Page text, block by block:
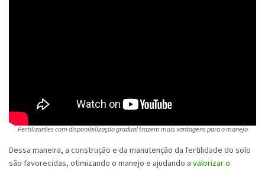
Fertilizantes com disponibilização gradual trazem mais vantagens para o manejo
Dessa maneira, a construção e da manutenção da fertilidade do solo
são favorecidas, otimizando o manejo e ajudando a valorizar o